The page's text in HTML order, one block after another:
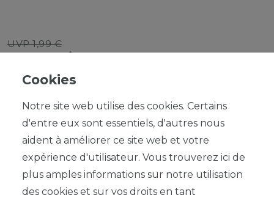
UVP 1,99 €
*
Contenu1
DANS LE PANIER
Cookies
Notre site web utilise des cookies. Certains
d'entre eux sont essentiels, d'autres nous
aident à améliorer ce site web et votre
expérience d'utilisateur. Vous trouverez ici de
plus amples informations sur notre utilisation
des cookies et sur vos droits en tant